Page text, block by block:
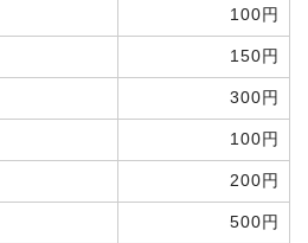
100円
150円
300円
100円
200円
500円